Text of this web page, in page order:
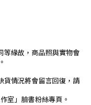
等緣故，商品照與實物會
貨情況將會留言回復，請
室」臉書粉絲專頁。